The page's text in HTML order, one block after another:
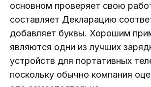
основном проверяет свою
составляет Декларацию
добавляет буквы. Хорошим
являются одни из лучших
устройств для портативных
поскольку обычно компания